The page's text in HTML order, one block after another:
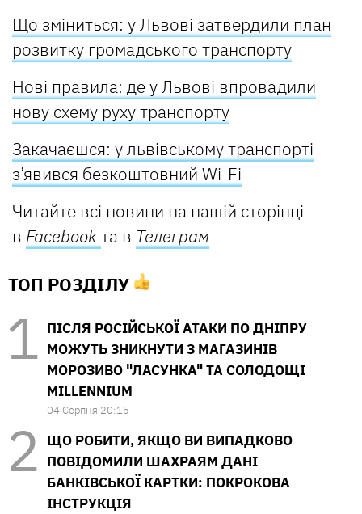
Що зміниться: у Львові затвердили план
розвитку громадського транспорту
Нові правила: де у Львові впровадили
нову схему руху транспорту
Закачаєшся: у львівському транспорті
з’явився безкоштовний Wi-Fi
Читайте всі новини на нашій сторінці
в Facebookта в Телеграм
ТОП РОЗДІЛУ
ПІСЛЯ РОСІЙСЬКОЇ АТАКИ ПО ДНІПРУ
МОЖУТЬ ЗНИКНУТИ З МАГАЗИНІВ
МОРОЗИВО "ЛАСУНКА" ТА СОЛОДОЩІ
MILLENNIUM
04 Серпня 20:15
ЩО РОБИТИ, ЯКЩО ВИ ВИПАДКОВО
ПОВІДОМИЛИ ШАХРАЯМ ДАНІ
БАНКІВСЬКОЇ КАРТКИ: ПОКРОКОВА
ІНСТРУКЦІЯ